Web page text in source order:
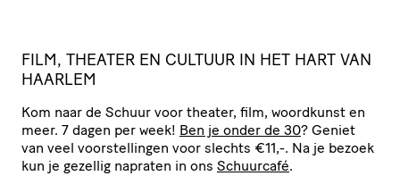
FILM, THEATER EN CULTUUR IN HET HART VAN
HAARLEM
Kom naar de Schuur voor theater, film, woordkunst en
meer. 7 dagen per week! Ben je onder de 30? Geniet
van veel voor­stel­lingen voor slechts €11,-. Na je bezoek
kun je gezellig napraten in ons Schuurcafé.